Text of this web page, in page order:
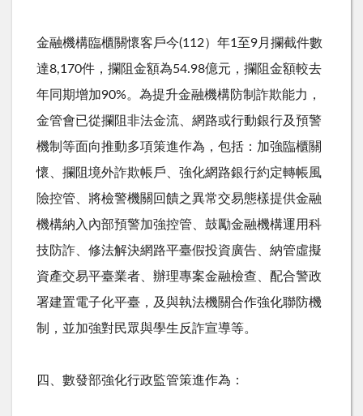
金融機構臨櫃關懷客戶今(112）年1至9月攔截件數
達8,170件，攔阻金額為54.98億元，攔阻金額較去
年同期增加90%。為提升金融機構防制詐欺能力，
金管會已從攔阻非法金流、網路或行動銀行及預警
機制等面向推動多項策進作為，包括：加強臨櫃關
懷、攔阻境外詐欺帳戶、強化網路銀行約定轉帳風
險控管、將檢警機關回饋之異常交易態樣提供金融
機構納入內部預警加強控管、鼓勵金融機構運用科
技防詐、修法解決網路平臺假投資廣告、納管虛擬
資產交易平臺業者、辦理專案金融檢查、配合警政
署建置電子化平臺，及與執法機關合作強化聯防機
制，並加強對民眾與學生反詐宣導等。
四、數發部強化行政監管策進作為：